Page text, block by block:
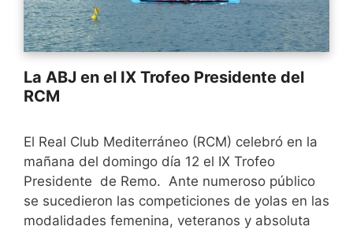
La ABJ en el IX Trofeo Presidente del
RCM
El Real Club Mediterráneo (RCM) celebró en la
mañana del domingo día 12 el IX Trofeo
Presidente de Remo. Ante numeroso público
se sucedieron las competiciones de yolas en las
modalidades femenina, veteranos y absoluta